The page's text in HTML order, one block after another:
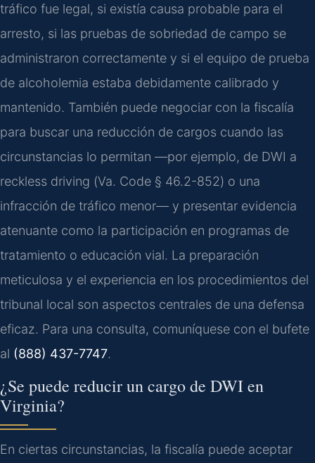
tráfico fue legal, si existía causa probable para el
arresto, si las pruebas de sobriedad de campo se
administraron correctamente y si el equipo de prueba
de alcoholemia estaba debidamente calibrado y
mantenido. También puede negociar con la fiscalía
para buscar una reducción de cargos cuando las
circunstancias lo permitan —por ejemplo, de DWI a
reckless driving (Va. Code § 46.2-852) o una
infracción de tráfico menor— y presentar evidencia
atenuante como la participación en programas de
tratamiento o educación vial. La preparación
meticulosa y el experiencia en los procedimientos del
tribunal local son aspectos centrales de una defensa
eficaz. Para una consulta, comuníquese con el bufete
al (888) 437-7747.
¿Se puede reducir un cargo de DWI en
Virginia?
En ciertas circunstancias, la fiscalía puede aceptar